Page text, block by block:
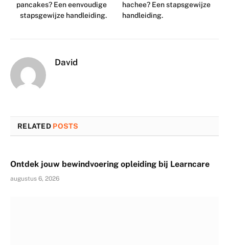
pancakes? Een eenvoudige
stapsgewijze handleiding.
hachee? Een stapsgewijze
handleiding.
David
RELATED POSTS
Ontdek jouw bewindvoering opleiding bij Learncare
augustus 6, 2026